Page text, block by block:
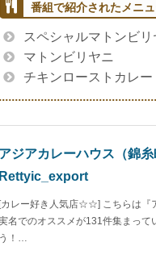
スペシャルマトンビ
マトンビリヤニ
チキンローストカレー
アジアカレーハウス（錦
Rettyic_export
[カレー好き人気店☆☆] こちらは『
名でのオススメが131件集まって
う！…